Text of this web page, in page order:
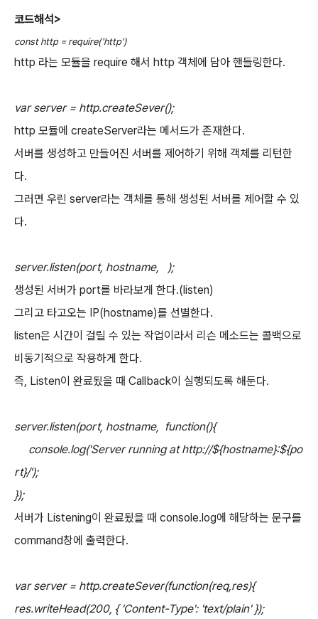
코드해석>
const http = require('http')
http 라는 모듈을 require 해서 http 객체에 담아 핸들링한다.
var server = http.createSever();
http 모듈에 createServer라는 메서드가 존재한다.
서버를 생성하고 만들어진 서버를 제어하기 위해 객체를 리턴한
다.
그러면 우린 server라는 객체를 통해 생성된 서버를 제어할 수 있
다.
server.listen(port, hostname, );
생성된 서버가 port를 바라보게 한다.(listen)
그리고 타고오는 IP(hostname)를 선별한다.
listen은 시간이 걸릴 수 있는 작업이라서 리슨 메소드는 콜백으로
비동기적으로 작용하게 한다.
즉, Listen이 완료됬을 때 Callback이 실행되도록 해둔다.
server.listen(port, hostname, function(){
console.log('Server running at http://${hostname}:${po
rt}/');
});
서버가 Listening이 완료됬을 때 console.log에 해당하는 문구를
command창에 출력한다.
var server = http.createSever(function(req,res){
res.writeHead(200, { 'Content-Type': 'text/plain' });